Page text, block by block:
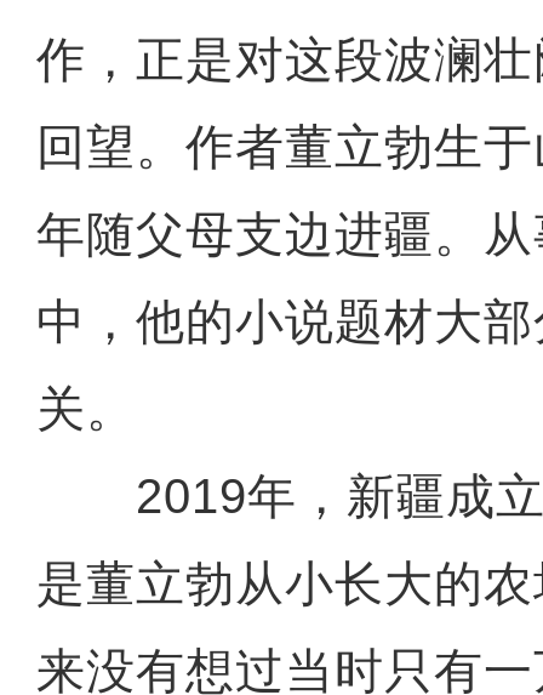
作，正是对这段波澜
回望。作者董立勃生
年随父母支边进疆。
中，他的小说题材大
关。
2019年，新疆成立
是董立勃从小长大的
来没有想过当时只有